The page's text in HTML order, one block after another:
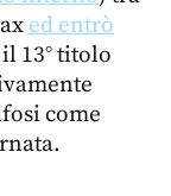
ed entrò
13° titolo
come